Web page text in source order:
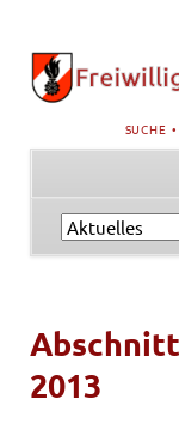
SUCHE
Navigation
2013